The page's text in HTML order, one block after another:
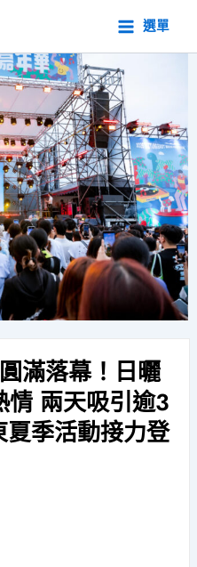
選單
滿落幕！日曬
情 兩天吸引逾3
季活動接力登